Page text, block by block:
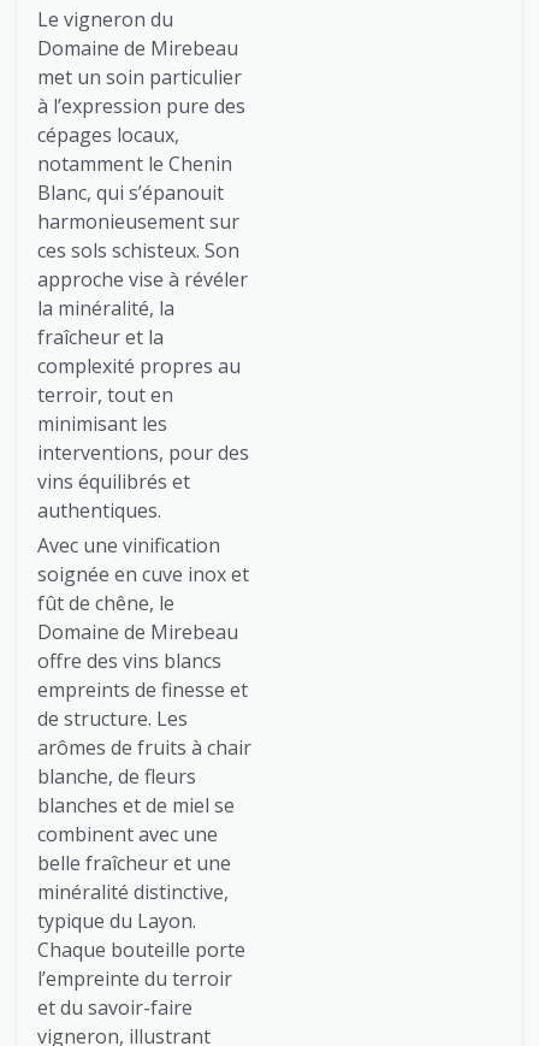
Le vigneron du
Domaine de Mirebeau
met un soin particulier
à l’expression pure des
cépages locaux,
notamment le Chenin
Blanc, qui s’épanouit
harmonieusement sur
ces sols schisteux. Son
approche vise à révéler
la minéralité, la
fraîcheur et la
complexité propres au
terroir, tout en
minimisant les
interventions, pour des
vins équilibrés et
authentiques.
Avec une vinification
soignée en cuve inox et
fût de chêne, le
Domaine de Mirebeau
offre des vins blancs
empreints de finesse et
de structure. Les
arômes de fruits à chair
blanche, de fleurs
blanches et de miel se
combinent avec une
belle fraîcheur et une
minéralité distinctive,
typique du Layon.
Chaque bouteille porte
l’empreinte du terroir
et du savoir-faire
vigneron, illustrant